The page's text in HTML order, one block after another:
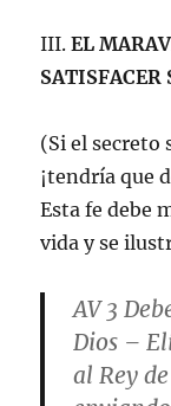
III.EL
SATISFACER
(Si el secreto
¡tendría que
Esta fe debe
vida y se
AV 3
Dios –
al Rey